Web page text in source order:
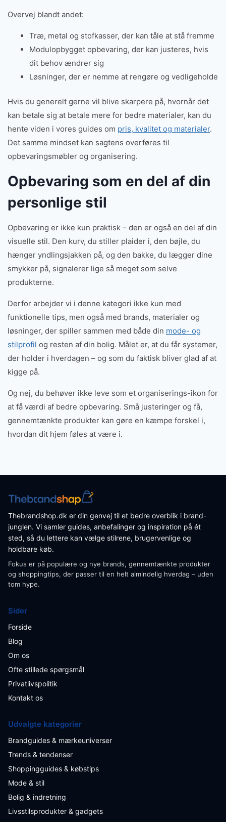
Overvej blandt andet:
Træ, metal og stofkasser, der kan tåle at stå fremme
Modulopbygget opbevaring, der kan justeres, hvis
dit behov ændrer sig
Løsninger, der er nemme at rengøre og vedligeholde
Hvis du generelt gerne vil blive skarpere på, hvornår det
kan betale sig at betale mere for bedre materialer, kan du
hente viden i vores guides om pris, kvalitet og materialer.
Det samme mindset kan sagtens overføres til
opbevaringsmøbler og organisering.
Opbevaring som en del af din
personlige stil
Opbevaring er ikke kun praktisk – den er også en del af din
visuelle stil. Den kurv, du stiller plaider i, den bøjle, du
hænger yndlingsjakken på, og den bakke, du lægger dine
smykker på, signalerer lige så meget som selve
produkterne.
Derfor arbejder vi i denne kategori ikke kun med
funktionelle tips, men også med brands, materialer og
løsninger, der spiller sammen med både din mode- og
stilprofil og resten af din bolig. Målet er, at du får systemer,
der holder i hverdagen – og som du faktisk bliver glad af at
kigge på.
Og nej, du behøver ikke leve som et organiserings-ikon for
at få værdi af bedre opbevaring. Små justeringer og få,
gennemtænkte produkter kan gøre en kæmpe forskel i,
hvordan dit hjem føles at være i.
Thebrandshop.dk er din genvej til et bedre overblik i brand-
junglen. Vi samler guides, anbefalinger og inspiration på ét
sted, så du lettere kan vælge stilrene, brugervenlige og
holdbare køb.
Fokus er på populære og nye brands, gennemtænkte produkter
og shoppingtips, der passer til en helt almindelig hverdag – uden
tom hype.
Sider
Forside
Blog
Om os
Ofte stillede spørgsmål
Privatlivspolitik
Kontakt os
Udvalgte kategorier
Brandguides & mærkeuniverser
Trends & tendenser
Shoppingguides & købstips
Mode & stil
Bolig & indretning
Livsstilsprodukter & gadgets